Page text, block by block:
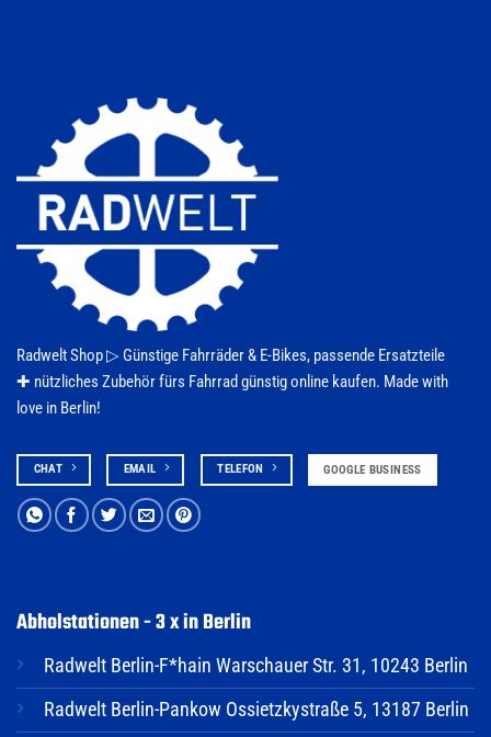
Radwelt Shop ▷ Günstige Fahrräder & E-Bikes, passende Ersatzteile
✚ nützliches Zubehör fürs Fahrrad günstig online kaufen. Made with
love in Berlin!
CHAT EMAIL TELEFON GOOGLE BUSINESS
Abholstationen - 3 x in Berlin
Radwelt Berlin-F*hain Warschauer Str. 31, 10243 Berlin
Radwelt Berlin-Pankow Ossietzkystraße 5, 13187 Berlin